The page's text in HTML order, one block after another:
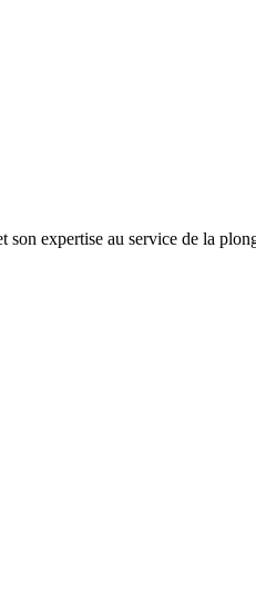
expertise au service de la